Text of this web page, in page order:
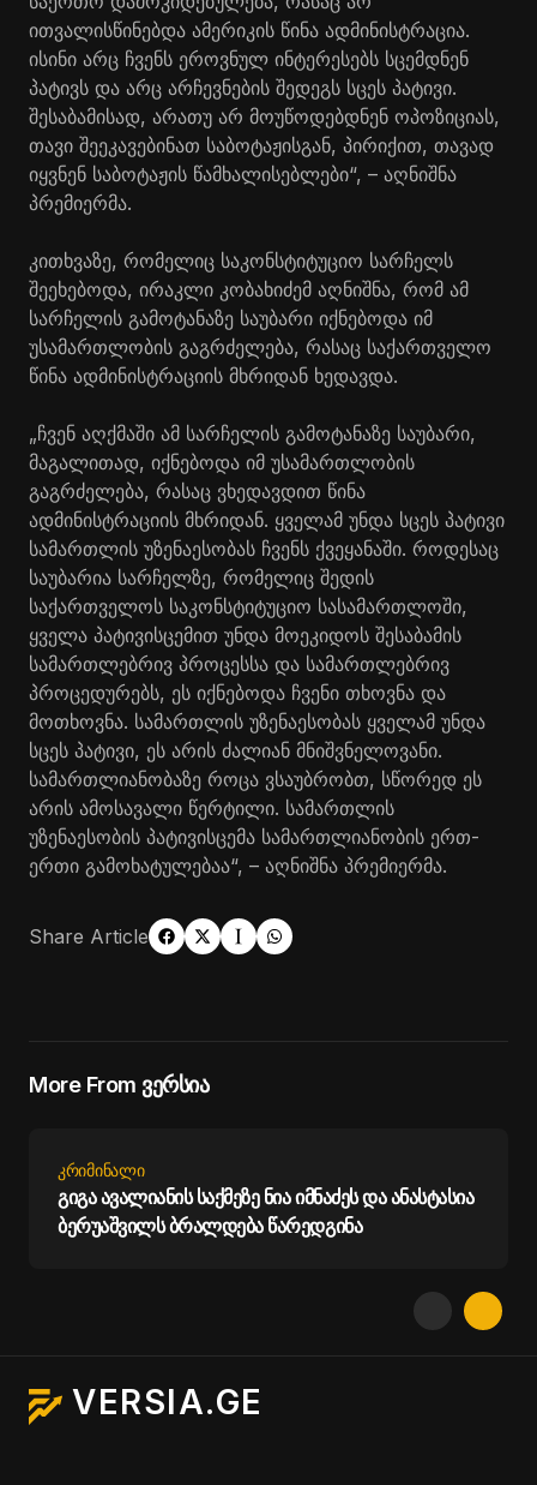
ითვალისწინებდა ამერიკის წინა ადმინისტრაცია.
ისინი არც ჩვენს ეროვნულ ინტერესებს სცემდნენ
პატივს და არც არჩევნების შედეგს სცეს პატივი.
შესაბამისად, არათუ არ მოუწოდებდნენ ოპოზიციას,
თავი შეეკავებინათ საბოტაჟისგან, პირიქით, თავად
იყვნენ საბოტაჟის წამხალისებლები“, – აღნიშნა
პრემიერმა.
კითხვაზე, რომელიც საკონსტიტუციო სარჩელს
შეეხებოდა, ირაკლი კობახიძემ აღნიშნა, რომ ამ
სარჩელის გამოტანაზე საუბარი იქნებოდა იმ
უსამართლობის გაგრძელება, რასაც საქართველო
წინა ადმინისტრაციის მხრიდან ხედავდა.
„ჩვენ აღქმაში ამ სარჩელის გამოტანაზე საუბარი,
მაგალითად, იქნებოდა იმ უსამართლობის
გაგრძელება, რასაც ვხედავდით წინა
ადმინისტრაციის მხრიდან. ყველამ უნდა სცეს პატივი
სამართლის უზენაესობას ჩვენს ქვეყანაში. როდესაც
საუბარია სარჩელზე, რომელიც შედის
საქართველოს საკონსტიტუციო სასამართლოში,
ყველა პატივისცემით უნდა მოეკიდოს შესაბამის
სამართლებრივ პროცესსა და სამართლებრივ
პროცედურებს, ეს იქნებოდა ჩვენი თხოვნა და
მოთხოვნა. სამართლის უზენაესობას ყველამ უნდა
სცეს პატივი, ეს არის ძალიან მნიშვნელოვანი.
სამართლიანობაზე როცა ვსაუბრობთ, სწორედ ეს
არის ამოსავალი წერტილი. სამართლის
უზენაესობის პატივისცემა სამართლიანობის ერთ-
ერთი გამოხატულებაა“, – აღნიშნა პრემიერმა.
Share Article
More From ვერსია
ᲙᲠᲘᲛᲘᲜᲐᲚᲘ
გიგა ავალიანის საქმეზე ნია იმნაძეს და ანასტასია
ბერუაშვილს ბრალდება წარედგინა
VERSIA.GE